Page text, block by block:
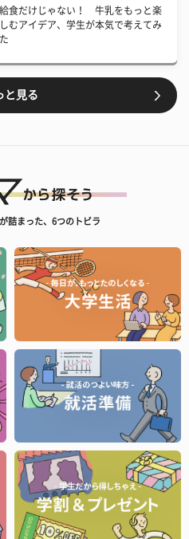
給食だけじゃない！ 牛乳をもっと楽
しむアイデア、学生が本気で考えてみ
た
と見る
詰まった、6つのトビラ